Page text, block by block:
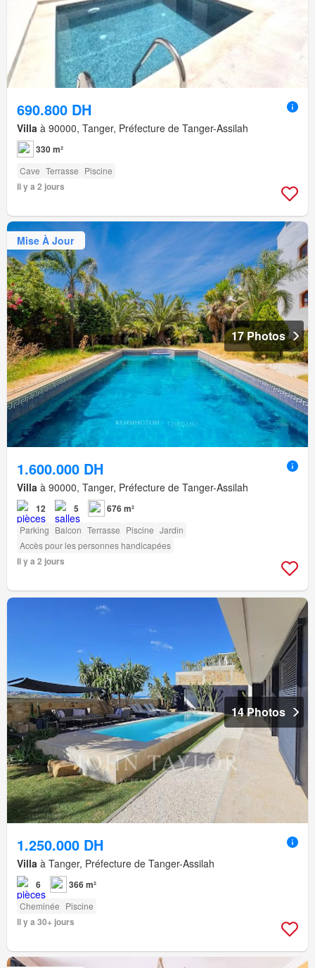
690.800 DH
Villa à 90000, Tanger, Préfecture de Tanger-Assilah
330 m²
Cave Terrasse Piscine
Il y a 2 jours
Mise À Jour
17 Photos
1.600.000 DH
Villa à 90000, Tanger, Préfecture de Tanger-Assilah
12 5 676 m²
Parking Balcon Terrasse Piscine Jardin
Accès pour les personnes handicapées
Il y a 2 jours
14 Photos
1.250.000 DH
Villa à Tanger, Préfecture de Tanger-Assilah
6 366 m²
Cheminée Piscine
Il y a 30+ jours